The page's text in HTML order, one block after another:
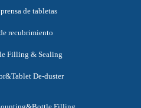
de tabletas
recubrimiento
Filling & Sealing
De-duster